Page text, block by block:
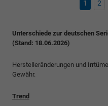
1 2
Unterschiede zur deutschen
(Stand: 18.06.2026)
Herstelleränderungen und
Gewähr.
Trend